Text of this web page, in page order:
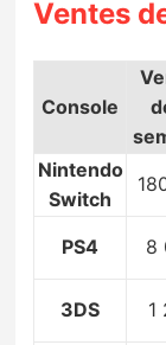
Ventes
Console
Nintendo
Switch
PS4
8
3DS
1